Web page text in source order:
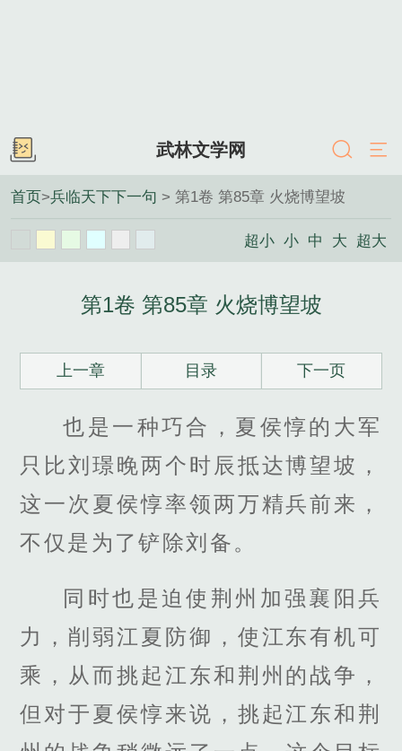
武林文学网
首页>兵临天下下一句 > 第1卷 第85章 火烧博望坡
超小 小 中 大 超大
第1卷 第85章 火烧博望坡
上一章 目录 下一页
也是一种巧合，夏侯惇的大军
只比刘璟晚两个时辰抵达博望坡，
这一次夏侯惇率领两万精兵前来，
不仅是为了铲除刘备。
同时也是迫使荆州加强襄阳兵
力，削弱江夏防御，使江东有机可
乘，从而挑起江东和荆州的战争，
但对于夏侯惇来说，挑起江东和荆